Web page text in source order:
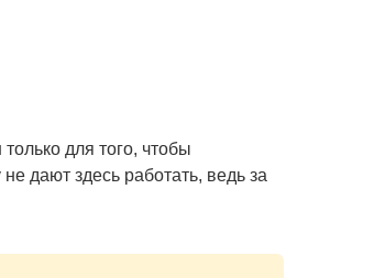
для того, чтобы
дают здесь работать, ведь за